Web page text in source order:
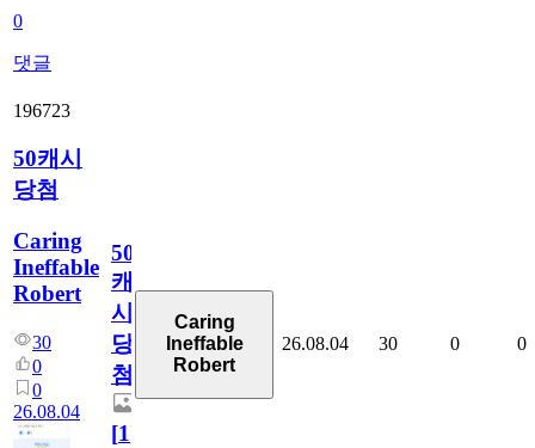
0
댓글
196723
50캐시
당첨
Caring
Ineffable
Robert
30
0
0
26.08.04
50
캐
시
당
첨
[1]
Caring
Ineffable
Robert
26.08.04 30 0 0